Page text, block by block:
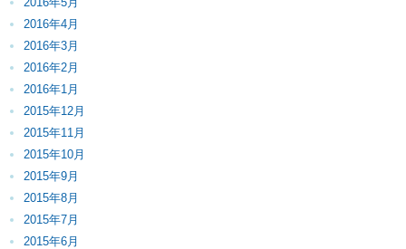
2016年4月
2016年3月
2016年2月
2016年1月
2015年12月
2015年11月
2015年10月
2015年9月
2015年8月
2015年7月
2015年6月